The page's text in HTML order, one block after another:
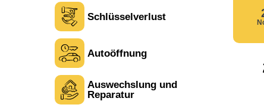
Schlüsselverlust
Autoöffnung
Auswechslung und
Reparatur
L Laura M. aus Zürich